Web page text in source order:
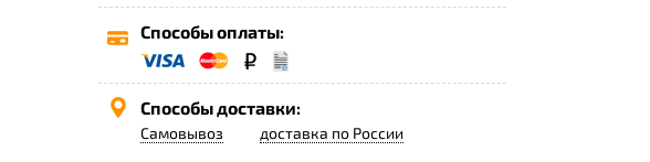
Способы оплаты:
Способы доставки:
Самовывоз доставка по России